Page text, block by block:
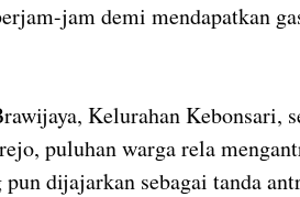
jam demi mendapatkan
Kelurahan Kebonsari,
puluhan warga rela
dijajarkan sebagai tanda